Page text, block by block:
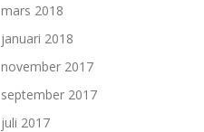
mars 2018
januari 2018
november 2017
september 2017
juli 2017